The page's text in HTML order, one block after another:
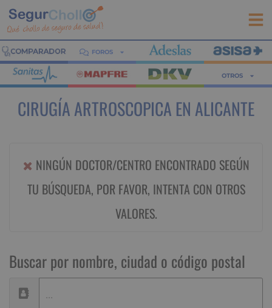
FOROS
OTROS
CIRUGÍA ARTROSCOPICA EN ALICANTE
NINGÚN DOCTOR/CENTRO ENCONTRADO SEGÚN
TU BÚSQUEDA, POR FAVOR, INTENTA CON OTROS
VALORES.
Buscar por nombre, ciudad o código postal